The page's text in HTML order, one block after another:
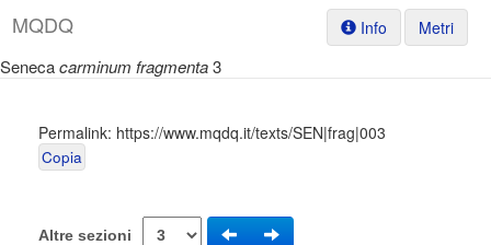
MQDQ Info Metri
Senecacarminum fragmenta3
Permalink: https://www.mqdq.it/texts/SEN|frag|003
Copia
Altre sezioni